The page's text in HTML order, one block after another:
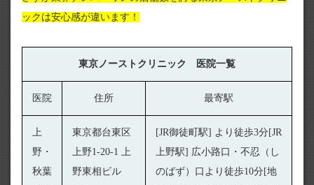
ックは安心感が違います！
東京ノーストクリニック 医院一覧
医院 住所 最寄駅
上
野・
秋葉
東京都台東区
上野1-20-1 上
野東相ビル
[JR御徒町駅] より徒歩3分[JR
上野駅] 広小路口・不忍（し
のばず）口より徒歩10分[地